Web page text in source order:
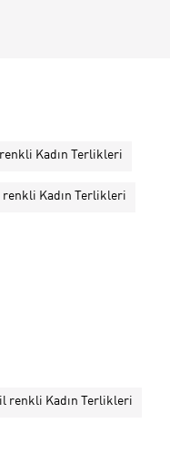
Kadın Terlikleri
renkli Kadın Terlikleri
renkli Kadın Terlikleri